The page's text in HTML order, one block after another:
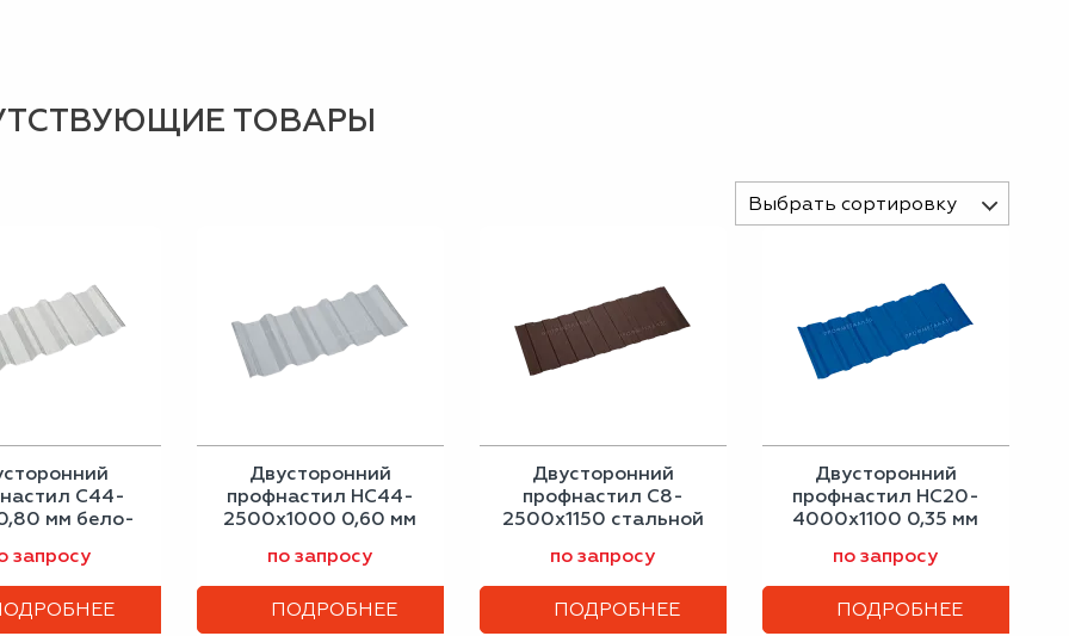
ТОВАРЫ
Выбрать сортировку
С44-
мм бело-
запросу
Двусторонний
профнастил НС44-
2500х1000 0,60 мм
по запросу
ПОДРОБНЕЕ
Двусторонний
профнастил С8-
2500х1150 стальной
шоколадно-
коричневый
по запросу
ПОДРОБНЕЕ
Двусторонний
профнастил НС20-
4000х1100 0,35 мм
по запросу
ПОДРОБНЕЕ